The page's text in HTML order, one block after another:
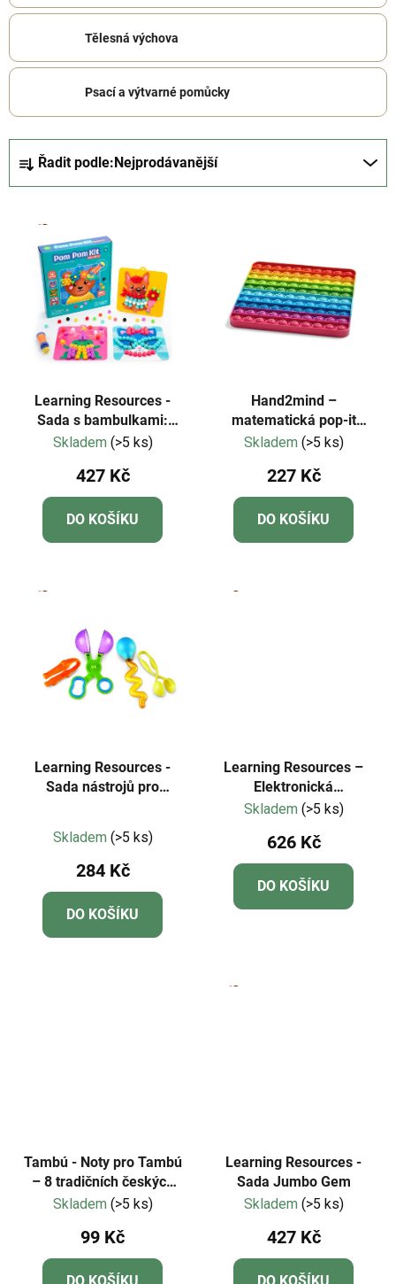
Tělesná výchova
Psací a výtvarné pomůcky
Řadit podle:Nejprodávanější
Learning Resources -
Sada s bambulkami:
Oblékání zvířat
Skladem (>5 ks)
427 Kč
DO KOŠÍKU
Hand2mind –
matematická pop-it
tabulka do 100
Skladem (>5 ks)
227 Kč
DO KOŠÍKU
Learning Resources -
Sada nástrojů pro
Helping Hands - 4 ks
hodnocení
produktu
je
5,0
z
Skladem (>5 ks)
284 Kč
DO KOŠÍKU
Learning Resources –
Elektronická
matematická karta
Skladem (>5 ks)
626 Kč
DO KOŠÍKU
Tambú - Noty pro Tambú
– 8 tradičních českých
písní - Edice 2
Skladem (>5 ks)
99 Kč
Learning Resources -
Sada Jumbo Gem
Skladem (>5 ks)
427 Kč